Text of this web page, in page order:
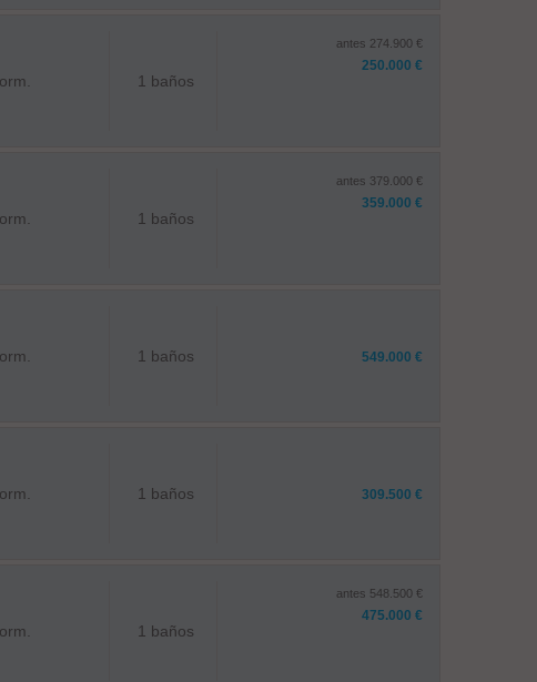
1 baños
antes 274.900 €
250.000 €
1 baños
antes 379.000 €
359.000 €
1 baños 549.000 €
1 baños 309.500 €
1 baños
antes 548.500 €
475.000 €